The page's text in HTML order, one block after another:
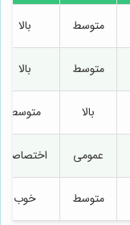
متوسط بالا
متوسط بالا
بالا متوسط
عمومی اختصاصی
متوسط خوب